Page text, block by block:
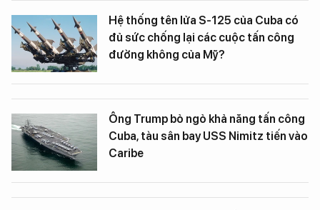
Hệ thống tên lửa S-125 của Cuba có
đủ sức chống lại các cuộc tấn công
đường không của Mỹ?
Ông Trump bỏ ngỏ khả năng tấn công
Cuba, tàu sân bay USS Nimitz tiến vào
Caribe